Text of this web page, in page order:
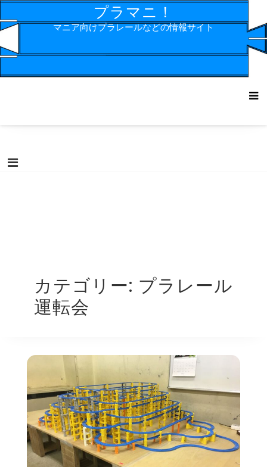
コ
ン
ン
ツ
プラマニ！
マニア向けプラレールなどの情報サイト
カテゴリー: プラレール
運転会